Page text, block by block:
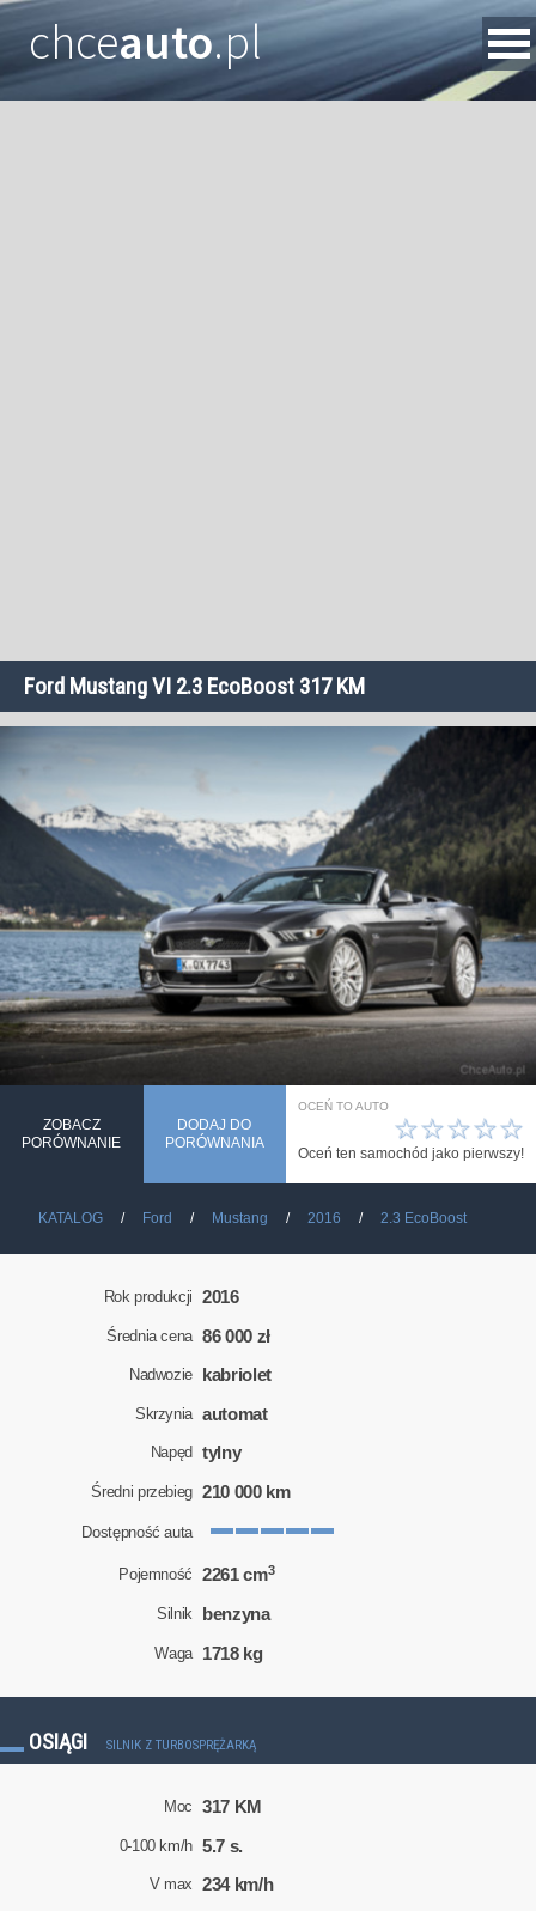
chceauto.pl
Ford Mustang VI 2.3 EcoBoost 317 KM
ZOBACZ
PORÓWNANIE
DODAJ DO
PORÓWNANIA
OCEŃ TO AUTO
☆
☆
☆
☆
☆
Oceń ten samochód jako pierwszy!
KATALOG Ford Mustang 2016 2.3 EcoBoost
Rok produkcji 2016
Średnia cena 86 000 zł
Nadwozie kabriolet
Skrzynia automat
Napęd tylny
Średni przebieg 210 000 km
Dostępność auta
Pojemność 2261 cm3
Silnik benzyna
Waga 1718 kg
OSIĄGI SILNIK Z TURBOSPRĘŻARKĄ
Moc 317 KM
0-100 km/h 5.7 s.
V max 234 km/h